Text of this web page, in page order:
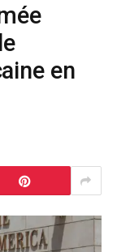
en